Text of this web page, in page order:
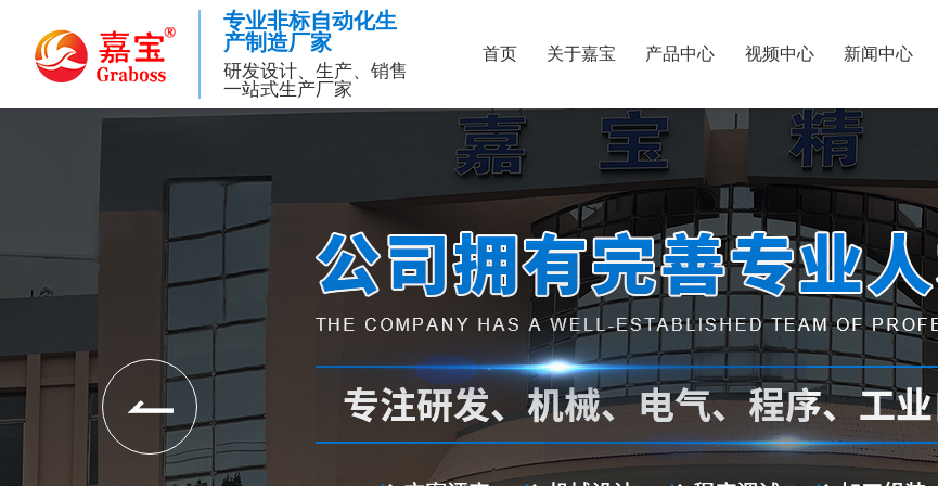
专业非标自动化生
产制造厂家
研发设计、生产、销售
一站式生产厂家
首页 关于嘉宝 产品中心 视频中心 新闻中心